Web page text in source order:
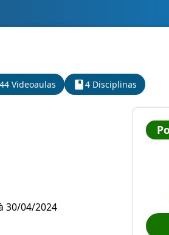
Videoaulas 4 Disciplinas
30/04/2024